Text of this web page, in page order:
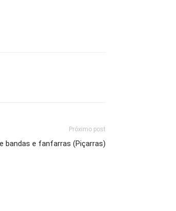
Próximo post
bandas e fanfarras (Piçarras)